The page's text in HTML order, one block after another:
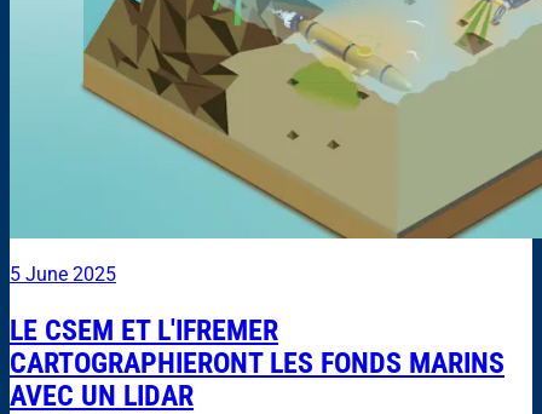
5 June 2025
LE CSEM ET L'IFREMER
CARTOGRAPHIERONT LES FONDS MARINS
AVEC UN LIDAR